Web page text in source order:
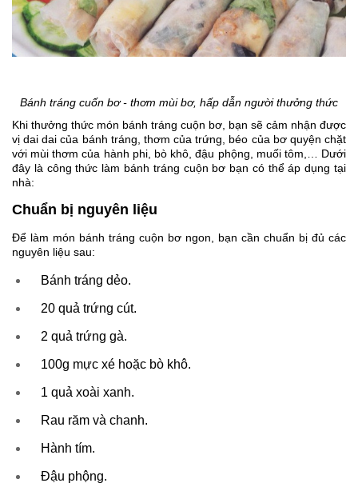
Bánh tráng cuốn bơ - thơm mùi bơ, hấp dẫn người thưởng thức
Khi thưởng thức món bánh tráng cuộn bơ, bạn sẽ cảm nhận được
vị dai dai của bánh tráng, thơm của trứng, béo của bơ quyện chặt
với mùi thơm của hành phi, bò khô, đậu phộng, muối tôm,… Dưới
đây là công thức làm bánh tráng cuộn bơ bạn có thể áp dụng tại
nhà:
Chuẩn bị nguyên liệu
Để làm món bánh tráng cuộn bơ ngon, bạn cần chuẩn bị đủ các
nguyên liệu sau:
Bánh tráng dẻo.
20 quả trứng cút.
2 quả trứng gà.
100g mực xé hoặc bò khô.
1 quả xoài xanh.
Rau răm và chanh.
Hành tím.
Đậu phộng.